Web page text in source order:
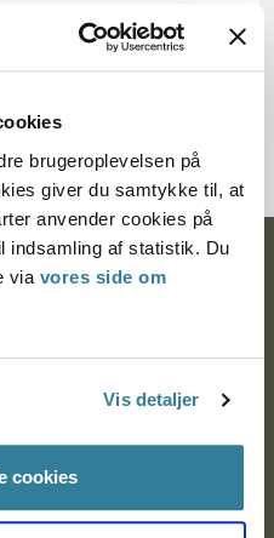
brugeroplevelsen på
giver du samtykke til, at
anvender cookies på
indsamling af statistik. Du
via vores side om
Vis detaljer
cookies
99